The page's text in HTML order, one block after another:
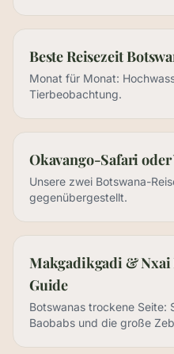
Beste Reisezeit
Monat für Monat:
Tierbeobachtung.
Okavango-Safari
Unsere zwei Botswana-
gegenübergestellt.
Makgadikgadi & Nxai
Guide
Botswanas trockene Seite:
Baobabs und die große